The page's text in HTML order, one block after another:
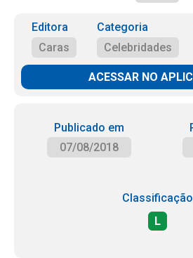
Editora
Caras
Categoria
Celebridades
ACESSAR NO
Publicado em
07/08/2018
Classificação
L